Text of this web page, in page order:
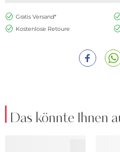
Gratis Versand*
Kostenlose Retoure
Das könnte Ihnen